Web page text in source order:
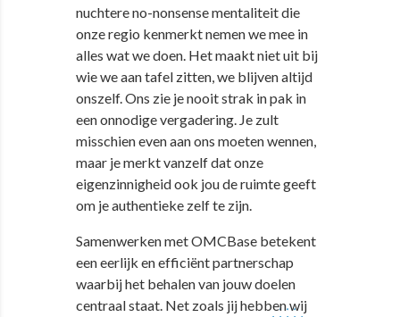
nuchtere no-nonsense mentaliteit die
onze regio kenmerkt nemen we mee in
alles wat we doen. Het maakt niet uit bij
wie we aan tafel zitten, we blijven altijd
onszelf. Ons zie je nooit strak in pak in
een onnodige vergadering. Je zult
misschien even aan ons moeten wennen,
maar je merkt vanzelf dat onze
eigenzinnigheid ook jou de ruimte geeft
om je authentieke zelf te zijn.
Samenwerken met OMCBase betekent
een eerlijk en efficiënt partnerschap
waarbij het behalen van jouw doelen
centraal staat. Net zoals jij hebben wij